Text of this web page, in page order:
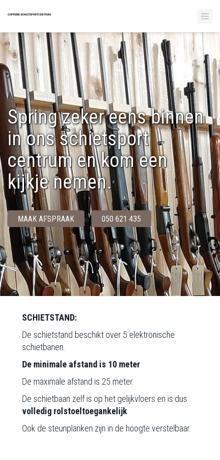
Spring zeker eens binnen
in ons schietsport
centrum en kom een
kijkje nemen.
MAAK AFSPRAAK 050 621 435
SCHIETSTAND:
De schietstand beschikt over 5 elektronische
schietbanen.
De minimale afstand is 10 meter
De maximale afstand is 25 meter.
De schietbaan zelf is op het gelijkvloers en is dus
volledig rolstoeltoegankelijk
Ook de steunplanken zijn in de hoogte verstelbaar.